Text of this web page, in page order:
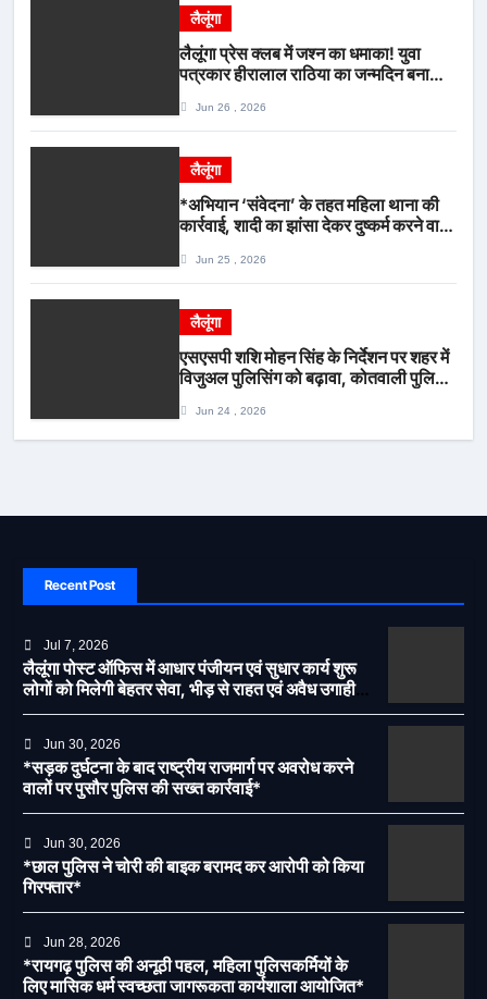
लैलूंगा
लैलूंगा प्रेस क्लब में जश्न का धमाका! युवा
पत्रकार हीरालाल राठिया का जन्मदिन बना
स्वरJun 26 , 2026
लैलूंगा
*अभियान ‘संवेदना’ के तहत महिला थाना की
कार्रवाई, शादी का झांसा देकर दुष्कर्म करने वाला
Jun 25 , 2026
लैलूंगा
एसएसपी शशि मोहन सिंह के निर्देशन पर शहर में
विजुअल पुलिसिंग को बढ़ावा, कोतवाली पुलिस
Jun 24 , 2026
Recent Post
Jul 7, 2026
लैलूंगा पोस्ट ऑफिस में आधार पंजीयन एवं सुधार कार्य शुरू
लोगों को मिलेगी बेहतर सेवा, भीड़ से राहत एवं अवैध उगाही
पर लगेगी रोक
Jun 30, 2026
*सड़क दुर्घटना के बाद राष्ट्रीय राजमार्ग पर अवरोध करने
वालों पर पुसौर पुलिस की सख्त कार्रवाई*
Jun 30, 2026
*छाल पुलिस ने चोरी की बाइक बरामद कर आरोपी को किया
गिरफ्तार*
Jun 28, 2026
*रायगढ़ पुलिस की अनूठी पहल, महिला पुलिसकर्मियों के
लिए मासिक धर्म स्वच्छता जागरूकता कार्यशाला आयोजित*